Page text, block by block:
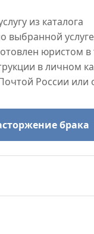
из каталога
выбранной услуге
юристом
в личном
России или
брака